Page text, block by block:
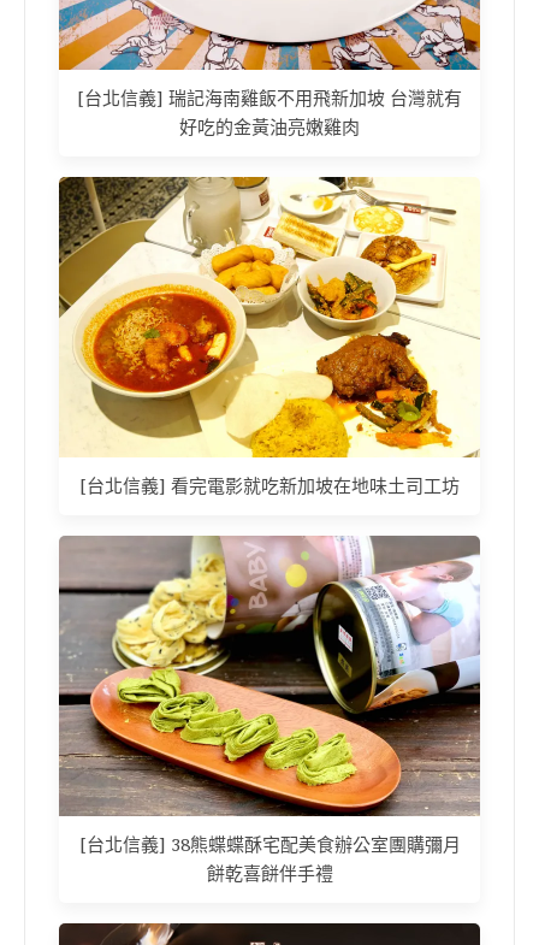
[台北信義] 瑞記海南雞飯不用飛新加坡 台灣就有
好吃的金黃油亮嫩雞肉
[台北信義] 看完電影就吃新加坡在地味土司工坊
[台北信義] 38熊蝶蝶酥宅配美食辦公室團購彌月
餅乾喜餅伴手禮